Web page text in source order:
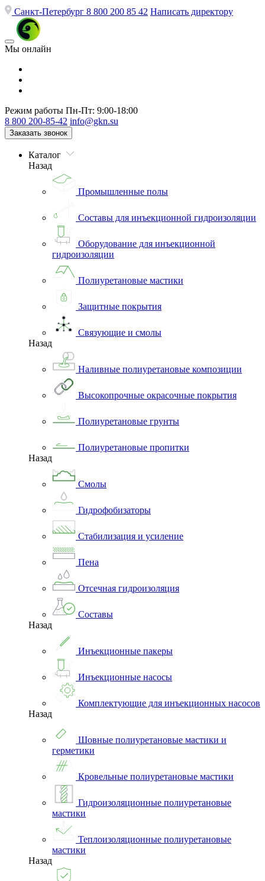
Санкт-Петербург 8 800 200 85 42 Написать директору
Мы онлайн
Режим работы Пн-Пт: 9:00-18:00
8 800 200-85-42 info@gkn.su
Заказать звонок
Каталог
Назад
Промышленные полы
Составы для инъекционной гидроизоляции
Оборудование для инъекционной
гидроизоляции
Полиуретановые мастики
Защитные покрытия
Связующие и смолы
Назад
Наливные полиуретановые композиции
Высокопрочные окрасочные покрытия
Полиуретановые грунты
Полиуретановые пропитки
Назад
Смолы
Гидрофобизаторы
Стабилизация и усиление
Пена
Отсечная гидроизоляция
Составы
Назад
Инъекционные пакеры
Инъекционные насосы
Комплектующие для инъекционных насосов
Назад
Шовные полиуретановые мастики и
герметики
Кровельные полиуретановые мастики
Гидроизоляционные полиуретановые
мастики
Теплоизоляционные полиуретановые
мастики
Назад